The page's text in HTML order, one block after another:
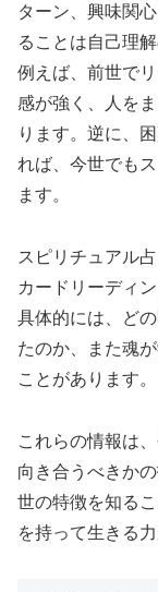
ターン、興味関
ることは自己理
例えば、前世で
感が強く、人を
ります。逆に、
れば、今世でも
ます。
スピリチュアル
カードリーディ
具体的には、ど
たのか、また魂
ことがあります。
これらの情報は
向き合うべきか
世の特徴を知る
を持って生きる